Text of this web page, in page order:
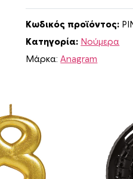
ί
Ν
ο
ρ
ο
8
/
8
Κωδικός προϊόντος:
Κατηγορία: Νούμερα
Μάρκα:Anagram